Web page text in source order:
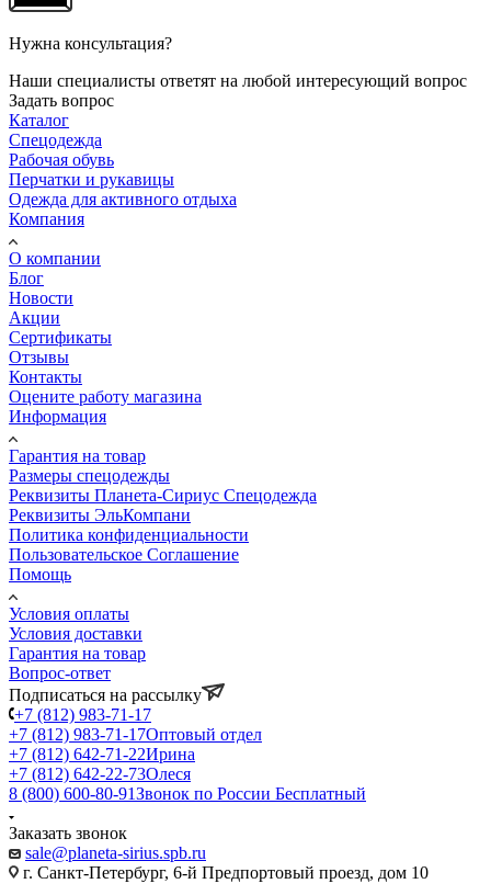
Нужна консультация?
Наши специалисты ответят на любой интересующий вопрос
Задать вопрос
Каталог
Спецодежда
Рабочая обувь
Перчатки и рукавицы
Одежда для активного отдыха
Компания
О компании
Блог
Новости
Акции
Сертификаты
Отзывы
Контакты
Оцените работу магазина
Информация
Гарантия на товар
Размеры спецодежды
Реквизиты Планета-Сириус Спецодежда
Реквизиты ЭльКомпани
Политика конфиденциальности
Пользовательское Соглашение
Помощь
Условия оплаты
Условия доставки
Гарантия на товар
Вопрос-ответ
Подписаться на рассылку
+7 (812) 983-71-17
+7 (812) 983-71-17Оптовый отдел
+7 (812) 642-71-22Ирина
+7 (812) 642-22-73Олеся
8 (800) 600-80-91Звонок по России Бесплатный
Заказать звонок
sale@planeta-sirius.spb.ru
г. Санкт-Петербург, 6-й Предпортовый проезд, дом 10